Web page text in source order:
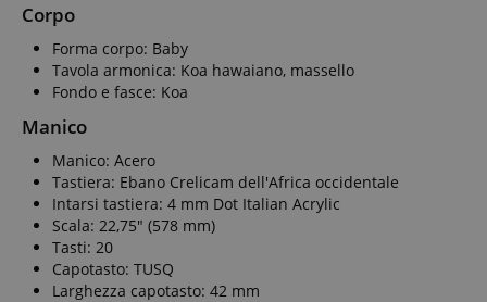
Corpo
Forma corpo: Baby
Tavola armonica: Koa hawaiano, massello
Fondo e fasce: Koa
Manico
Manico: Acero
Tastiera: Ebano Crelicam dell'Africa occidentale
Intarsi tastiera: 4 mm Dot Italian Acrylic
Scala: 22,75" (578 mm)
Tasti: 20
Capotasto: TUSQ
Larghezza capotasto: 42 mm